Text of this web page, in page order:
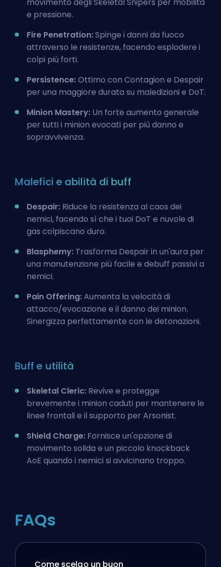
movimento degli Skeletal Snipers per mobilità
e pressione.
Fire Penetration:Spinge i danni da fuoco
attraverso le resistenze, facendo esplodere i
colpi più forti.
Persistence:Ottimo con Contagion e Despair
per una maggiore durata su maledizioni e DoT.
Minion Mastery: Un forte aumento generale
per tutti i minion evocati per più danno e
sopravvivenza.
Malefici e abilità di buff
Despair: Riduce la resistenza al caos dei
nemici, facendo sì che i tuoi DoT e nuvole di
gas colpiscano duro.
Blasphemy: Trasforma Despair in un'aura per
una manutenzione più facile e debuff passivi a
nemici.
Pain Offering:Aumenta la velocità di
attacco/evocazione e il danno dei minion.
Sinergizza perfettamente con le detonazioni.
Buff e utilità
Skeletal Cleric: Revive e protegge
brevemente i minion caduti per mantenere le
linee frontali e il supporto per Arsonist.
Shield Charge: Fornisce un'opzione di
movimento solida e un piccolo knockback
AoE quando i nemici si avvicinano troppo.
FAQs
Come scelgo un buon